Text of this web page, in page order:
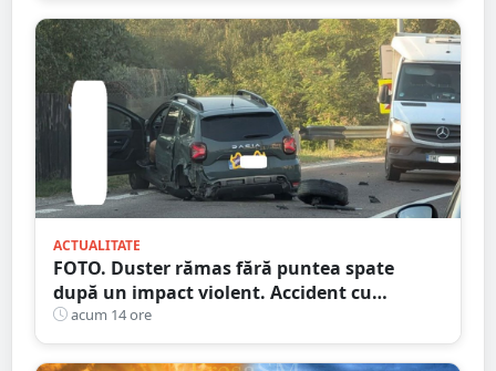
ACTUALITATE
FOTO. Duster rămas fără puntea spate
după un impact violent. Accident cu
implicarea unei mașini din Satu Mare
acum 14 ore